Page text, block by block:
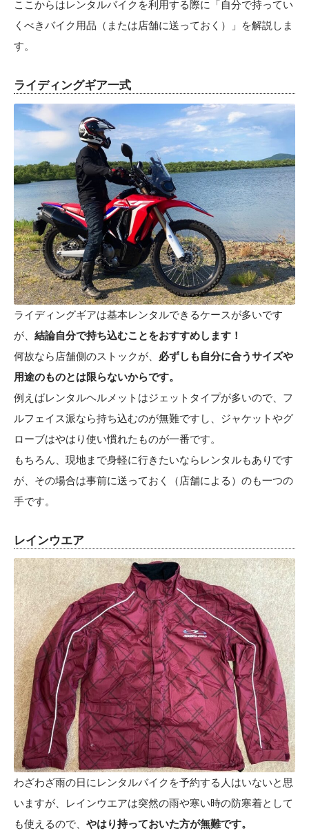
ここからはレンタルバイクを利用する際に「自分で持ってい
くべきバイク用品（または店舗に送っておく）」を解説しま
す。
ライディングギア一式
ライディングギアは基本レンタルできるケースが多いです
が、 結論自分で持ち込むことをおすすめします！
何故なら店舗側のストックが、 必ずしも自分に合うサイズや
用途のものとは限らないからです。
例えばレンタルヘルメットはジェットタイプが多いので、フ
ルフェイス派なら持ち込むのが無難ですし、ジャケットやグ
ローブはやはり使い慣れたものが一番です。
もちろん、現地まで身軽に行きたいならレンタルもありです
が、その場合は事前に送っておく（店舗による）のも一つの
手です。
レインウエア
わざわざ雨の日にレンタルバイクを予約する人はいないと思
いますが、レインウエアは突然の雨や寒い時の防寒着として
も使えるので、 やはり持っておいた方が無難です。